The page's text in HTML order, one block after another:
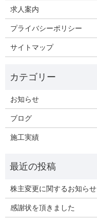
求人案内
プライバシーポリシー
サイトマップ
お知らせ
ブログ
施工実績
株主変更に関するお知らせ
感謝状を頂きました